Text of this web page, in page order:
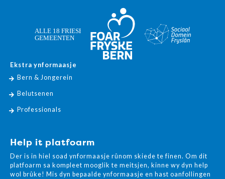
Ekstra ynformaasje
Bern & Jongerein
Belutsenen
Professionals
Help it platfoarm
Der is in hiel soad ynformaasje rûnom skiede te finen. Om dit
platfoarm sa kompleet mooglik te meitsjen, kinne wy dyn help
wol brûke! Mis dyn bepaalde ynformaasje en hast oanfollingen